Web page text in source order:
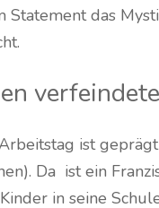
Statement das
ist
Da ist ein
in seine